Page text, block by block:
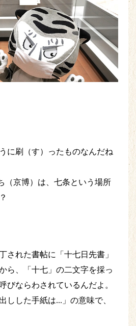
に刷（す）ったものなんだね
（京博）は、七条という場所
された書帖に「十七日先書」
ら、「十七」の二文字を採っ
びならわされているんだよ。
しした手紙は...」の意味で、